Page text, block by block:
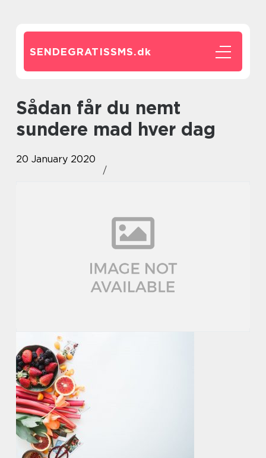
SENDEGRATISSMS.dk
Sådan får du nemt
sundere mad hver dag
20 January 2020